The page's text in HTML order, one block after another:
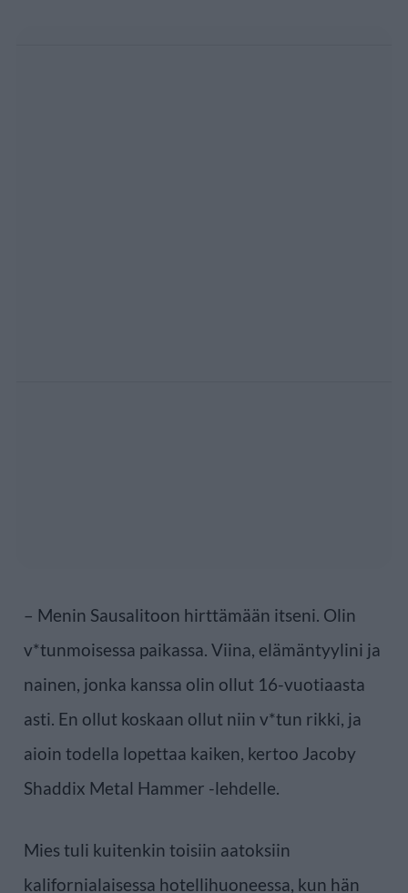
– Menin Sausalitoon hirttämään itseni. Olin
v*tunmoisessa paikassa. Viina, elämäntyylini ja
nainen, jonka kanssa olin ollut 16-vuotiaasta
asti. En ollut koskaan ollut niin v*tun rikki, ja
aioin todella lopettaa kaiken, kertoo Jacoby
Shaddix Metal Hammer -lehdelle.
Mies tuli kuitenkin toisiin aatoksiin
kalifornialaisessa hotellihuoneessa, kun hän